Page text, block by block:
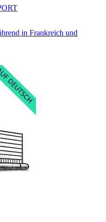
in Frankreich und